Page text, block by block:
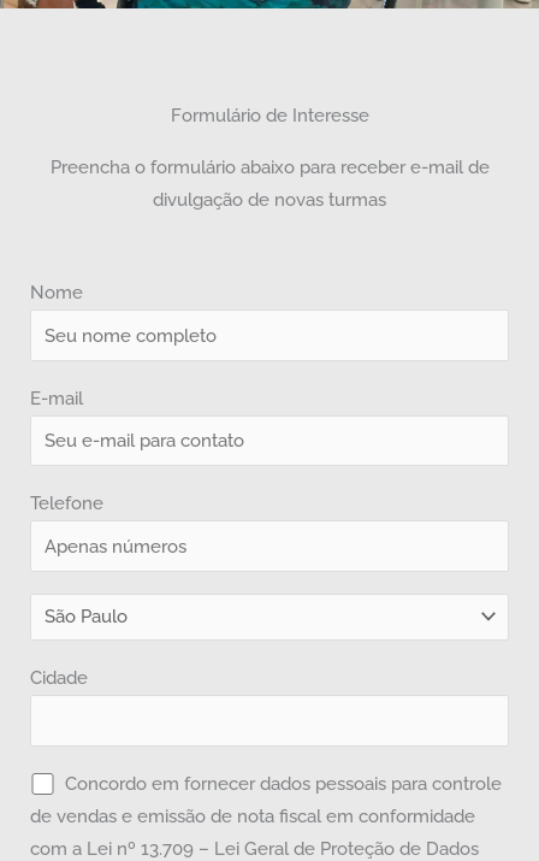
Formulário de Interesse
Preencha o formulário abaixo para receber e-mail de
divulgação de novas turmas
Nome
E-mail
Telefone
Cidade
Concordo em fornecer dados pessoais para controle
de vendas e emissão de nota fiscal em conformidade
com a Lei nº 13.709 – Lei Geral de Proteção de Dados